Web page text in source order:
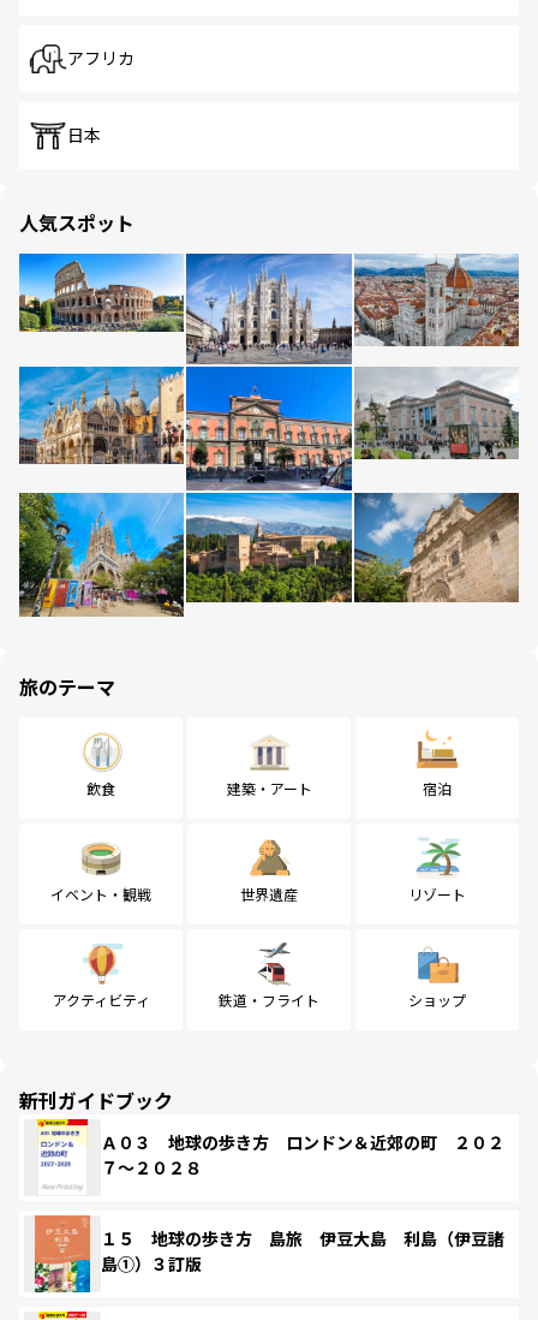
アフリカ
日本
人気スポット
旅のテーマ
飲食 建築・アート 宿泊
イベント・観戦 世界遺産 リゾート
アクティビティ 鉄道・フライト ショップ
新刊ガイドブック
Ａ０３ 地球の歩き方 ロンドン＆近郊の町 ２０２
７～２０２８
１５ 地球の歩き方 島旅 伊豆大島 利島（伊豆諸
島①）３訂版